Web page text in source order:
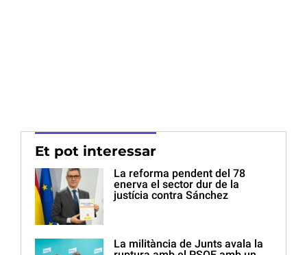
Et pot interessar
La reforma pendent del 78
enerva el sector dur de la
justícia contra Sánchez
La militància de Junts avala la